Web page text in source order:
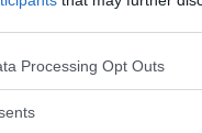
website/app uses one or
visit or usage behaviour.
Processing Opt Outs
F3 Foto –
Lund &